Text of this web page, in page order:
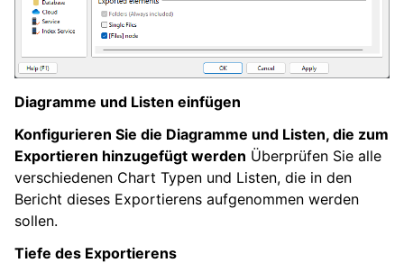
Diagramme und Listen einfügen
Konfigurieren Sie die Diagramme und Listen, die zum
Exportieren hinzugefügt werden Überprüfen Sie alle
verschiedenen Chart Typen und Listen, die in den
Bericht dieses Exportierens aufgenommen werden
sollen.
Tiefe des Exportierens